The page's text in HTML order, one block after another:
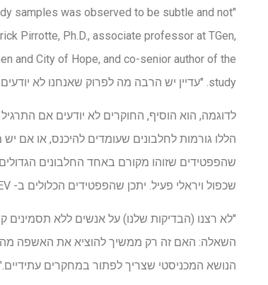
samples was observed to be subtle and not
Pirrotte, Ph.D., associate professor at TGen,
and City of Hope, and co-senior author of the
study. "עדיין יש הרבה מה לפרוק שאנחנו לא יודעים בשלב זה."
לדוגמה, הוא הוסיף, החוקרים לא יודעים אם התרגיל
הללו גורמות לחלבונים שעומדים להיכנס, או אם
שהפפטידים שזוהו מקורם באחד החלבונים
שכפול ויראלי פעיל. יתכן שהפפטידים הכלולים ב- EV הם רק שאריות "זבל" מולקולרי לאחר היווצרות חלבונים ויראליים חדשים.
"לא רצנו (הבדיקות שלנו) על אנשים ללא תסמינים
השאלה: האם זה רק ממשיך להוציא את האשפה
הנושא המכניסטי שצריך לפתור במחקרים